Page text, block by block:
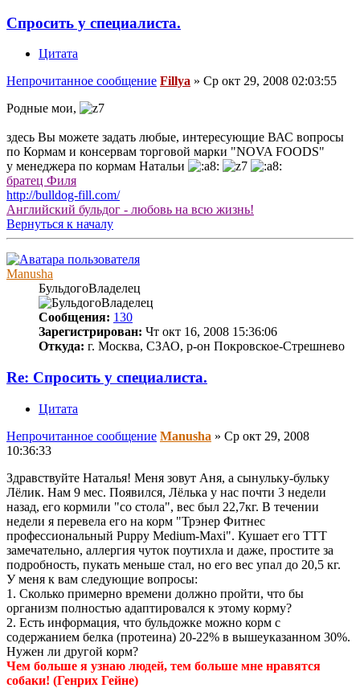
Спросить у специалиста.
Цитата
Непрочитанное сообщение Fillya » Ср окт 29, 2008 02:03:55
Родные мои,
здесь Вы можете задать любые, интересующие ВАС вопросы
по Кормам и консервам торговой марки "NOVA FOODS"
у менеджера по кормам Натальи
братец Филя
http://bulldog-fill.com/
Английский бульдог - любовь на всю жизнь!
Вернуться к началу
Manusha
БульдогоВладелец
Сообщения: 130
Зарегистрирован: Чт окт 16, 2008 15:36:06
Откуда: г. Москва, СЗАО, р-он Покровское-Стрешнево
Re: Спросить у специалиста.
Цитата
Непрочитанное сообщение Manusha » Ср окт 29, 2008
10:36:33
Здравствуйте Наталья! Меня зовут Аня, а сынульку-бульку
Лёлик. Нам 9 мес. Появился, Лёлька у нас почти 3 недели
назад, его кормили "со стола", вес был 22,7кг. В течении
недели я перевела его на корм "Трэнер Фитнес
профессиональный Puppy Medium-Maxi". Кушает его ТТТ
замечательно, аллергия чуток поутихла и даже, простите за
подробность, пукать меньше стал, но его вес упал до 20,5 кг.
У меня к вам следующие вопросы:
1. Сколько примерно времени должно пройти, что бы
организм полностью адаптировался к этому корму?
2. Есть информация, что бульдожке можно корм с
содержанием белка (протеина) 20-22% в вышеуказанном 30%.
Нужен ли другой корм?
Чем больше я узнаю людей, тем больше мне нравятся
собаки! (Генрих Гейне)